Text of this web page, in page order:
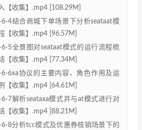
【收集】.mp4 [108.29M]
4结合商城下单场景下分析seataat模
【收集】.mp4 [96.57M]
5全景图对seataat模式的运行流程梳
【收集】.mp4 [77.34M]
6xa协议的主要内容、角色作用及运
【收集】.mp4 [64.61M]
7解析seataxa模式并与at模式进行对
【收集】.mp4 [88.21M]
8分析tcc模式及优惠券核销场景下的